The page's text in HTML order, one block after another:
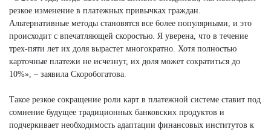
резкое изменение в платежных привычках граждан.
Альтернативные методы становятся все более популярными, и это
происходит с впечатляющей скоростью. Я уверена, что в течение
трех-пяти лет их доля вырастет многократно. Хотя полностью
карточные платежи не исчезнут, их доля может сократиться до
10%», – заявила Скоробогатова.
Такое резкое сокращение роли карт в платежной системе ставит под
сомнение будущее традиционных банковских продуктов и
подчеркивает необходимость адаптации финансовых институтов к